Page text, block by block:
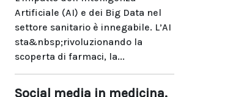
Artificiale (AI) e dei Big Data nel
settore sanitario è innegabile. L’AI
sta&nbsp;rivoluzionando la
scoperta di farmaci, la...
Social media in medicina.